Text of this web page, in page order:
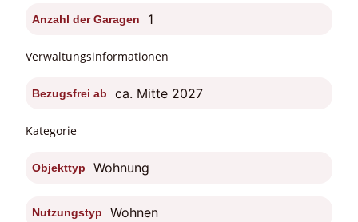
Anzahl der Garagen 1
Verwaltungsinformationen
Bezugsfrei ab ca. Mitte 2027
Kategorie
Objekttyp Wohnung
Nutzungstyp Wohnen